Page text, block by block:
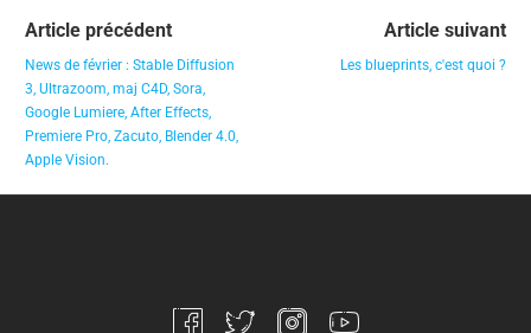
Article précédent
News de février : Stable Diffusion
3, Ultrazoom, maj C4D, Sora,
Google Lumiere, After Effects,
Premiere Pro, Zacuto, Blender 4.0,
Apple Vision.
Article suivant
Les blueprints, c'est quoi ?